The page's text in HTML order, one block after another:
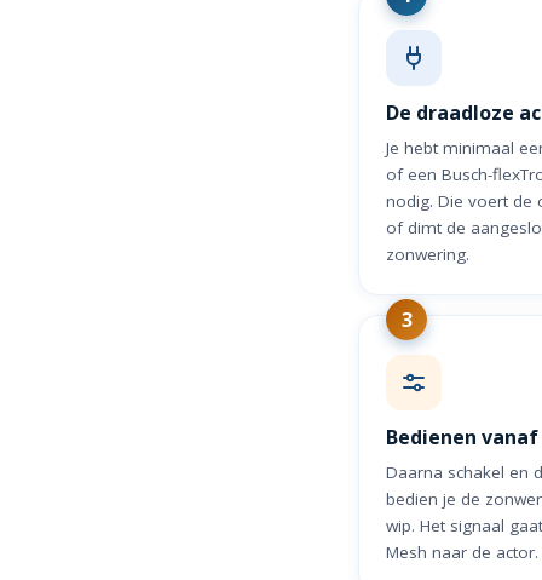
De draadloze
Je hebt minimaal
of een Busch-
nodig. Die voert de
of dimt de
zonwering.
Bedienen
Daarna schakel en
bedien je de
wip. Het signaal
Mesh naar de actor.